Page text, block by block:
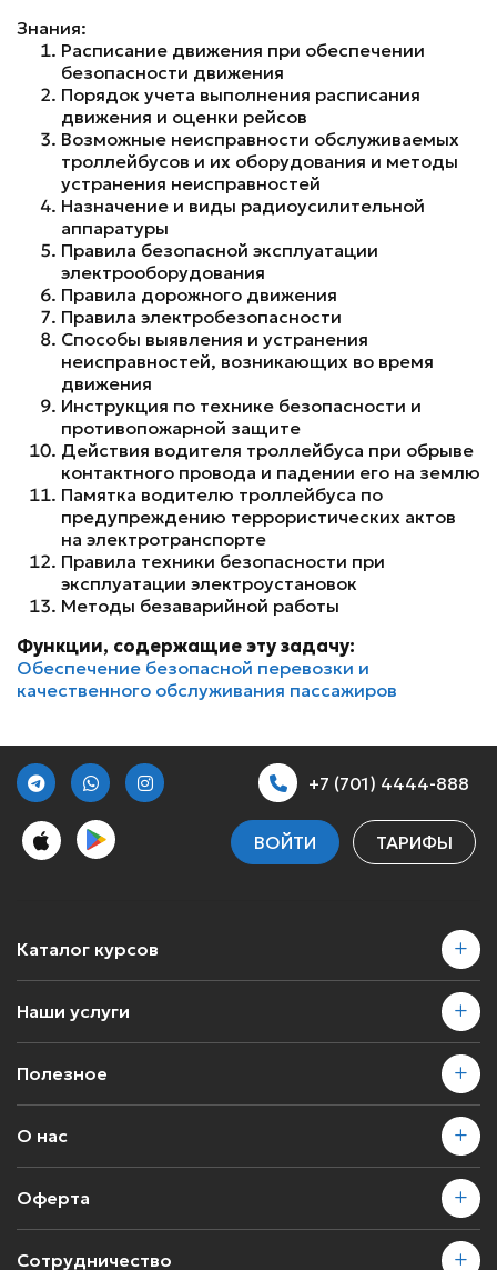
Знания:
Расписание движения при обеспечении
безопасности движения
Порядок учета выполнения расписания
движения и оценки рейсов
Возможные неисправности обслуживаемых
троллейбусов и их оборудования и методы
устранения неисправностей
Назначение и виды радиоусилительной
аппаратуры
Правила безопасной эксплуатации
электрооборудования
Правила дорожного движения
Правила электробезопасности
Способы выявления и устранения
неисправностей, возникающих во время
движения
Инструкция по технике безопасности и
противопожарной защите
Действия водителя троллейбуса при обрыве
контактного провода и падении его на землю
Памятка водителю троллейбуса по
предупреждению террористических актов
на электротранспорте
Правила техники безопасности при
эксплуатации электроустановок
Методы безаварийной работы
Функции, содержащие эту задачу:
Обеспечение безопасной перевозки и
качественного обслуживания пассажиров
+7 (701) 4444-888
ВОЙТИ ТАРИФЫ
Каталог курсов
Наши услуги
Полезное
О нас
Оферта
Сотрудничество